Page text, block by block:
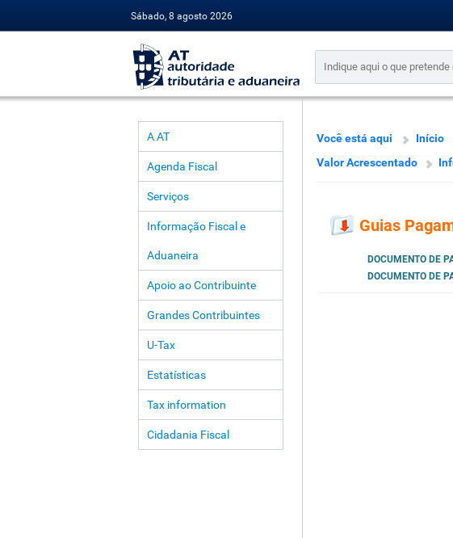
Sábado, 8 agosto 2026
A AT
Agenda Fiscal
Serviços
Informação Fiscal e
Aduaneira
Apoio ao Contribuinte
Grandes Contribuintes
U-Tax
Estatísticas
Tax information
Cidadania Fiscal
Você está aqui Início
Valor Acrescentado
Guias
DOCUMENTO DE
DOCUMENTO DE